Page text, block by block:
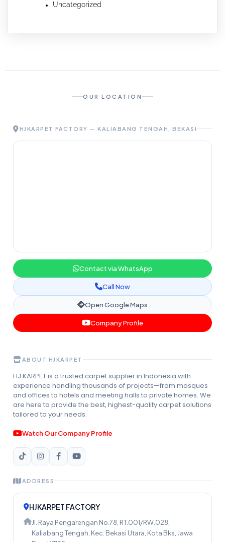
Uncategorized
OUR LOCATION
HJKARPET FACTORY — KALIABANG TENGAH, BEKASI
Contact via WhatsApp
Call Now
Open Google Maps
Company Profile
ABOUT HJKARPET
HJ KARPET is a trusted carpet supplier in Indonesia with
experience handling thousands of projects—from mosques
and offices to hotels and meeting halls to private homes. We
are here to provide the best, highest-quality carpet solutions
tailored to your needs.
Watch Our Company Profile
ADDRESS
HJKARPET FACTORY
Jl. Raya Pengarengan No.78, RT.001/RW.028,
Kaliabang Tengah, Kec. Bekasi Utara, Kota Bks, Jawa